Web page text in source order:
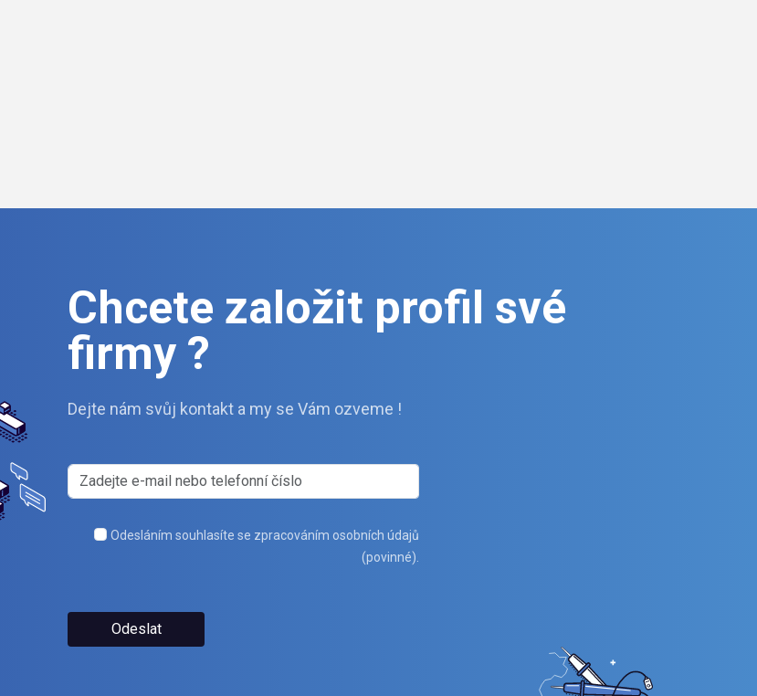
Chcete založit profil své
firmy ?
Dejte nám svůj kontakt a my se Vám ozveme !
Odesláním souhlasíte se zpracováním osobních údajů
(povinné).
Odeslat